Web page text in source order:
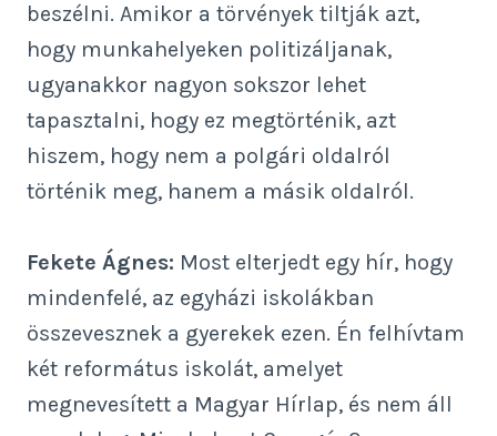
beszélni. Amikor a törvények tiltják azt,
hogy munkahelyeken politizáljanak,
ugyanakkor nagyon sokszor lehet
tapasztalni, hogy ez megtörténik, azt
hiszem, hogy nem a polgári oldalról
történik meg, hanem a másik oldalról.
Fekete Ágnes: Most elterjedt egy hír, hogy
mindenfelé, az egyházi iskolákban
összevesznek a gyerekek ezen. Én felhívtam
két református iskolát, amelyet
megnevesített a Magyar Hírlap, és nem áll